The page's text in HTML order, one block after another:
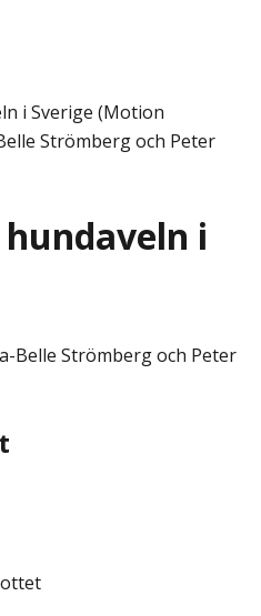
i Sverige (Motion
Strömberg och Peter
i
Belle Strömberg och Peter